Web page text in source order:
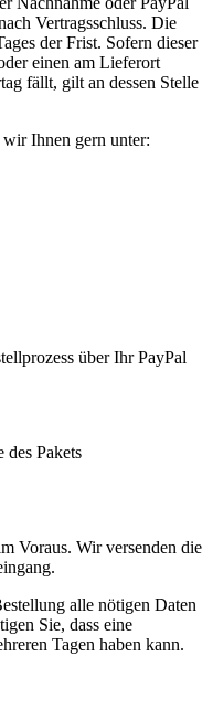
Vertragsschluss. Die
der Frist. Sofern dieser
einen am Lieferort
fällt, gilt an dessen Stelle
Ihnen gern unter:
über Ihr PayPal
des Pakets
Voraus. Wir versenden die
alle nötigen Daten
Sie, dass eine
Tagen haben kann.